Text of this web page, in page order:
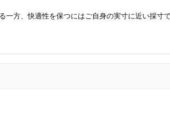
方、快適性を保つにはご自身の実寸に近い採寸